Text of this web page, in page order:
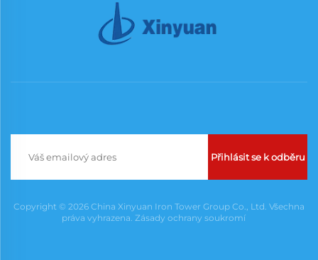
Přihlásit se k odběru
Copyright © 2026 China Xinyuan Iron Tower Group Co., Ltd. Všechna
práva vyhrazena. Zásady ochrany soukromí